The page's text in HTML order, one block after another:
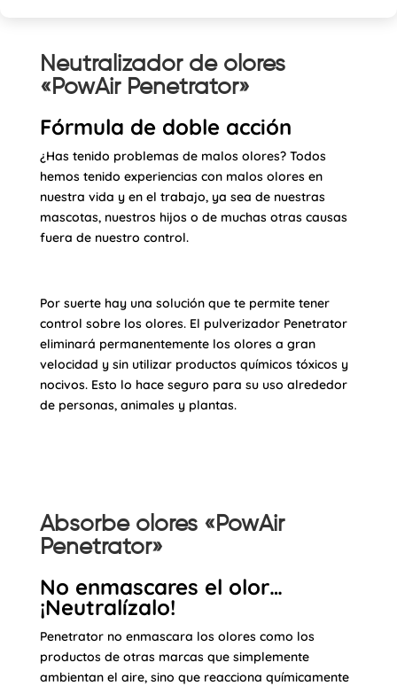
Neutralizador de olores
«PowAir Penetrator»
Fórmula de doble acción
¿Has tenido problemas de malos olores? Todos
hemos tenido experiencias con malos olores en
nuestra vida y en el trabajo, ya sea de nuestras
mascotas, nuestros hijos o de muchas otras causas
fuera de nuestro control.
Por suerte hay una solución que te permite tener
control sobre los olores. El pulverizador Penetrator
eliminará permanentemente los olores a gran
velocidad y sin utilizar productos químicos tóxicos y
nocivos. Esto lo hace seguro para su uso alrededor
de personas, animales y plantas.
Absorbe olores «PowAir
Penetrator»
No enmascares el olor…
¡Neutralízalo!
Penetrator no enmascara los olores como los
productos de otras marcas que simplemente
ambientan el aire, sino que reacciona químicamente